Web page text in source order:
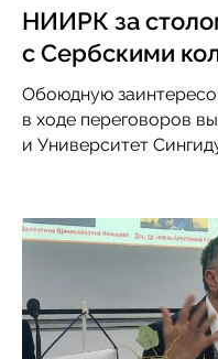
НИИРК за
с Сербскими
Обоюдную
в ходе переговоров
и Университет